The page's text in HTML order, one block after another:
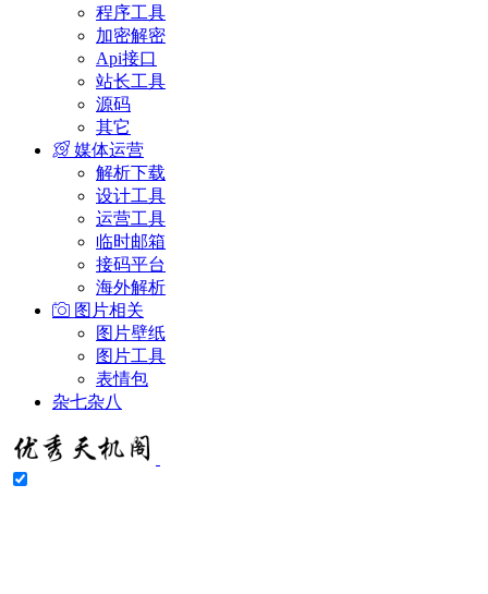
程序工具
加密解密
Api接口
站长工具
源码
其它
媒体运营
解析下载
设计工具
运营工具
临时邮箱
接码平台
海外解析
图片相关
图片壁纸
图片工具
表情包
杂七杂八